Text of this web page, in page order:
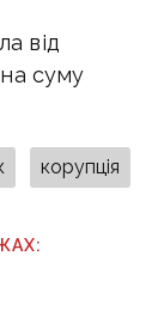
від
на суму
корупція